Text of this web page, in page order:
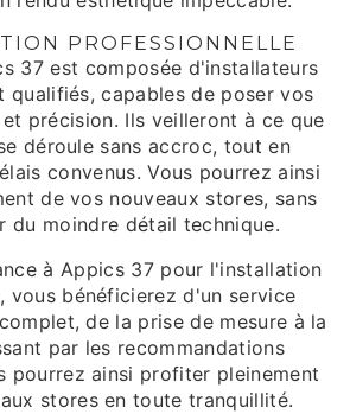
PROFESSIONNELLE
37 est composée d'installateurs
qualifiés, capables de poser vos
précision. Ils veilleront à ce que
déroule sans accroc, tout en
convenus. Vous pourrez ainsi
de vos nouveaux stores, sans
du moindre détail technique.
à Appics 37 pour l'installation
vous bénéficierez d'un service
de la prise de mesure à la
par les recommandations
pourrez ainsi profiter pleinement
stores en toute tranquillité.